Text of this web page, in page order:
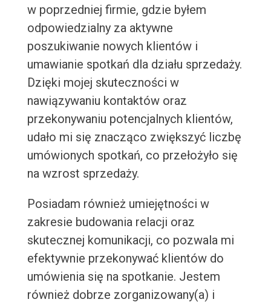
w poprzedniej firmie, gdzie byłem
odpowiedzialny za aktywne
poszukiwanie nowych klientów i
umawianie spotkań dla działu sprzedaży.
Dzięki mojej skuteczności w
nawiązywaniu kontaktów oraz
przekonywaniu potencjalnych klientów,
udało mi się znacząco zwiększyć liczbę
umówionych spotkań, co przełożyło się
na wzrost sprzedaży.
Posiadam również umiejętności w
zakresie budowania relacji oraz
skutecznej komunikacji, co pozwala mi
efektywnie przekonywać klientów do
umówienia się na spotkanie. Jestem
również dobrze zorganizowany(a) i